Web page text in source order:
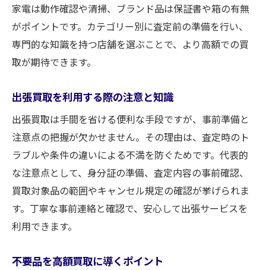
家電は動作確認や清掃、ブランド品は保証書や箱の有無
がポイントです。カテゴリー別に査定前の準備を行い、
専門的な知識を持つ店舗を選ぶことで、より高額での買
取が期待できます。
出張買取を利用する際の注意と知識
出張買取は手間を省ける便利な手段ですが、事前準備と
注意点の把握が欠かせません。その理由は、査定時のト
ラブルや条件の違いによる不満を防ぐためです。代表的
な注意点として、身分証の準備、査定内容の事前確認、
買取対象品の範囲やキャンセル規定の確認が挙げられま
す。丁寧な事前連絡と確認で、安心して出張サービスを
利用できます。
不要品を高額買取に導くポイント